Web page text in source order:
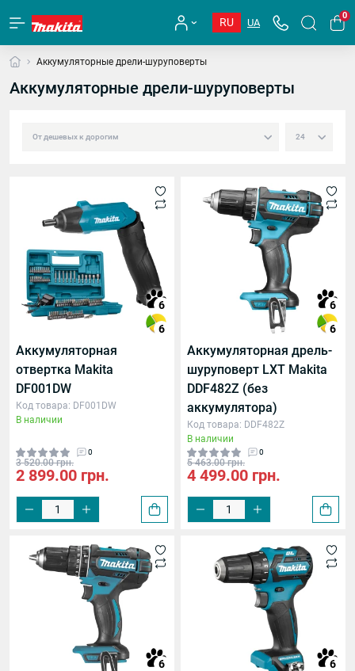
RU UA
0
Аккумуляторные дрели-шуруповерты
Аккумуляторные дрели-шуруповерты
6
6
Аккумуляторная
отвертка Makita
DF001DW
Код товара: DF001DW
В наличии
0
3 520.00 грн.
2 899.00 грн.
6
6
Аккумуляторная дрель-
шуруповерт LXT Makita
DDF482Z (без
аккумулятора)
Код товара: DDF482Z
В наличии
0
5 463.00 грн.
4 499.00 грн.
6
6